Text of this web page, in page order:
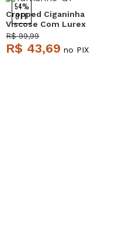
54%
OFF
Cropped Ciganinha
Viscose Com Lurex
Laranja Salvatore
R$ 99,99
R$ 43,69 no PIX